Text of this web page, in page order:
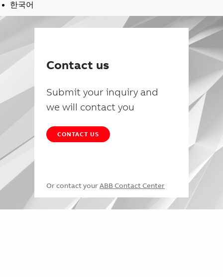
한국어
Contact us
Submit your inquiry and
we will contact you
CONTACT US
Or contact your ABB Contact Center